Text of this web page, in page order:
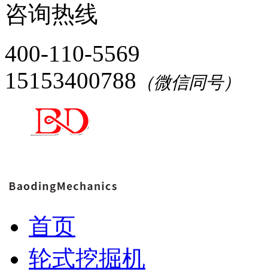
咨询热线
400-110-5569
15153400788 （微信同号）
首页
轮式挖掘机